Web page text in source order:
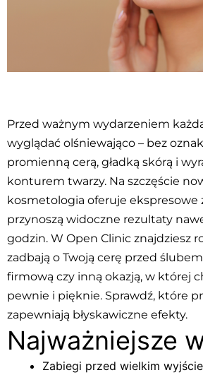
Przed ważnym wydarzeniem
wyglądać olśniewająco – bez
promienną cerą, gładką skórą i
konturem twarzy. Na szczęście
kosmetologia oferuje ekspresowe
przynoszą widoczne rezultaty
godzin. W Open Clinic znajdziesz
zadbają o Twoją cerę przed
firmową czy inną okazją, w której
pewnie i pięknie. Sprawdź, które
zapewniają błyskawiczne efekty.
Najważniejsze
Zabiegi przed wielkim